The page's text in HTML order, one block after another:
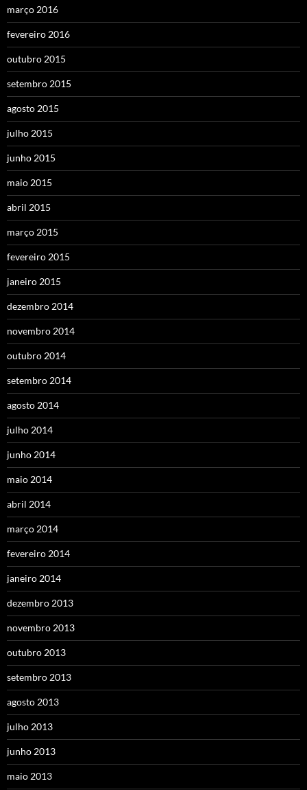
março 2016
fevereiro 2016
outubro 2015
setembro 2015
agosto 2015
julho 2015
junho 2015
maio 2015
abril 2015
março 2015
fevereiro 2015
janeiro 2015
dezembro 2014
novembro 2014
outubro 2014
setembro 2014
agosto 2014
julho 2014
junho 2014
maio 2014
abril 2014
março 2014
fevereiro 2014
janeiro 2014
dezembro 2013
novembro 2013
outubro 2013
setembro 2013
agosto 2013
julho 2013
junho 2013
maio 2013